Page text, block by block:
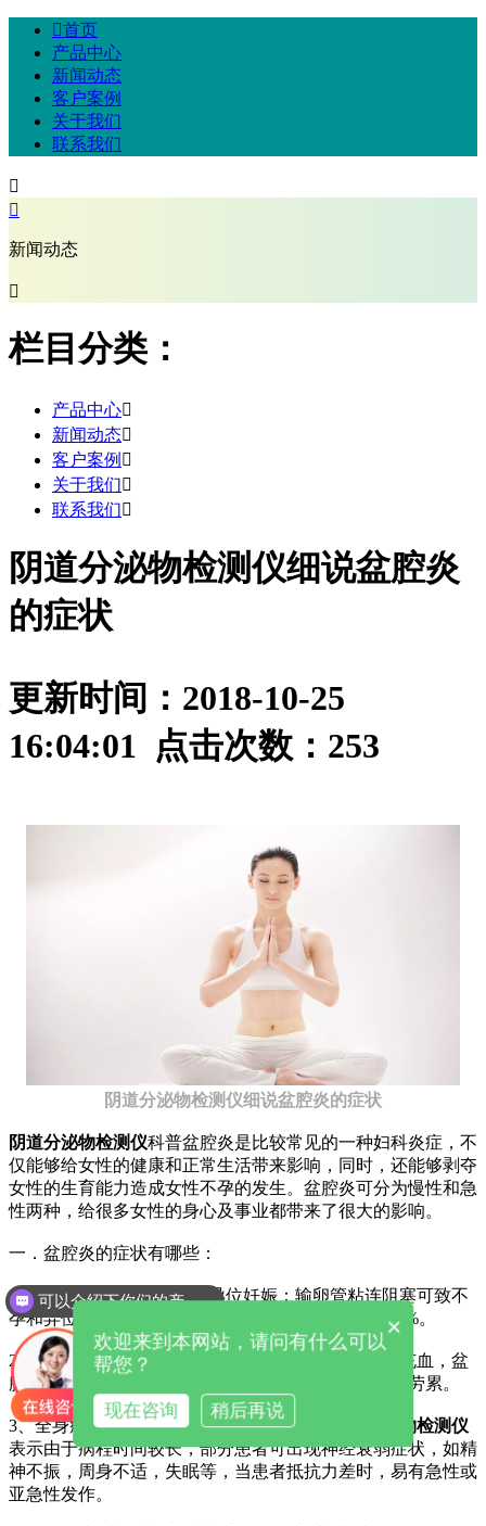
首页
产品中心
新闻动态
客户案例
关于我们
联系我们


新闻动态

栏目分类：
产品中心
新闻动态
客户案例 
关于我们
联系我们
阴道分泌物检测仪细说盆腔炎
的症状
更新时间：2018-10-25
16:04:01 点击次数： 253
阴道分泌物检测仪细说盆腔炎的症状
阴道分泌物检测仪科普盆腔炎是比较常见的一种妇科炎症，不
仅能够给女性的健康和正常生活带来影响，同时，还能够剥夺
女性的生育能力造成女性不孕的发生。盆腔炎可分为慢性和急
性两种，给很多女性的身心及事业都带来了很大的影响。
一．盆腔炎的症状有哪些：
1、盆腔炎症状包括不孕及异位妊娠：输卵管粘连阻塞可致不
孕和异位妊娠，急性盆腔炎后不孕发生率为20%～30%。
2、慢性盆腔痛：慢性炎症形成的瘢痕粘连以及盆腔充血，盆
腔炎症状会有下腹部坠胀，疼痛及腰骶部酸痛，常在劳累。
3、全身症状：有时仅有低热，易感疲倦，
阴道分泌物检测仪
表示由于病程时间较长，部分患者可出现神经衰弱症状，如精
神不振，周身不适，失眠等，当患者抵抗力差时，易有急性或
亚急性发作。
可以介绍下你们的产品么
×
欢迎来到本网站，请问有什么可以
帮您？
现在咨询 稍后再说